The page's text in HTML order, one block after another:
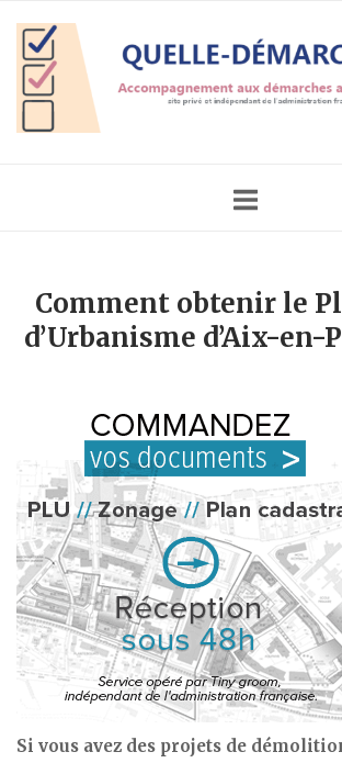
content
Home
Comment obtenir le
d’Urbanisme d’Aix-en-
Si vous avez des projets de